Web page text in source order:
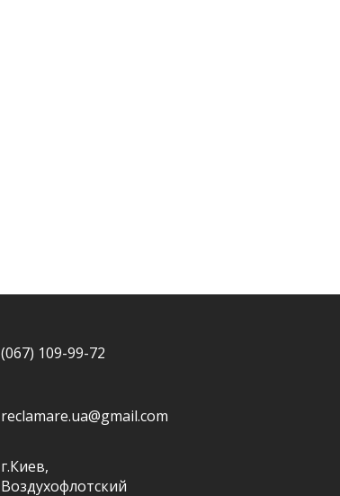
(067) 109-99-72
reclamare.ua@gmail.com
г.Киев,
Воздухофлотский